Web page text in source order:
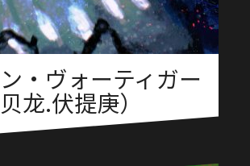
・ヴォーティガー
龙.伏提庚）